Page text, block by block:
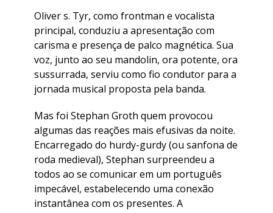
Oliver s. Tyr, como frontman e vocalista
principal, conduziu a apresentação com
carisma e presença de palco magnética. Sua
voz, junto ao seu mandolin, ora potente, ora
sussurrada, serviu como fio condutor para a
jornada musical proposta pela banda.
Mas foi Stephan Groth quem provocou
algumas das reações mais efusivas da noite.
Encarregado do hurdy-gurdy (ou sanfona de
roda medieval), Stephan surpreendeu a
todos ao se comunicar em um português
impecável, estabelecendo uma conexão
instantânea com os presentes. A